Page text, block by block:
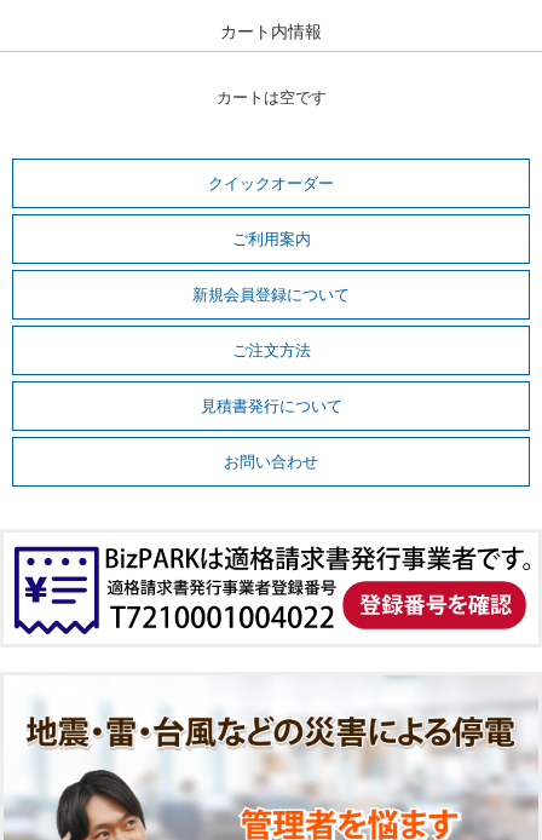
カート内情報
カートは空です
クイックオーダー
ご利用案内
新規会員登録について
ご注文方法
見積書発行について
お問い合わせ